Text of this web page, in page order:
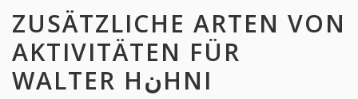
ZUSÄTZLICHE ARTEN VON
AKTIVITÄTEN FÜR
WALTER HنHNI